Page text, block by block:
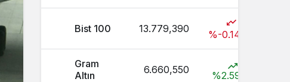
Bist 100 13.779,390 %-0.14
Gram
Altın
6.660,550 %2.59